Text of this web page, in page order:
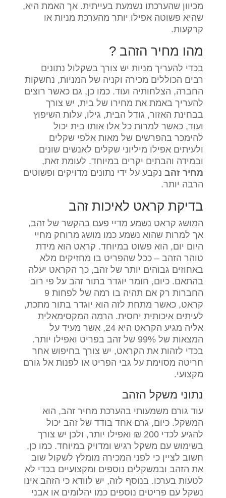
מכיוון שהערכתו נשמעת בעייתית. אך האמת היא,
שהיא פשוטה אפילו יותר מהערכת מניות או
קרקעות.
מהו מחיר הזהב ?
בכדי להעריך מניות יש צורך בשקלול נתונים
רבים הכוללים מכירה וקניה של המניות, נחשקות
החברה, הצלחותיה ועוד. כמו כן, גם כאשר רוצים
להעריך באמת את מחירו של בית, יש צורך
בבחינת האזור, גודל הבית, גילו, עלות השיפוץ
ועוד, כאשר למרות כל אלו אותו בית יכול
להימכר בהפרשים של מאות אלפי שקלים
ולעיתים אפילו מיליוני שקלים לאנשים שונים
ובמידה והבתים יקרים במיוחד. לעומת זאת,
מחיר זהבנקבע על ידי נתונים מדויקים ופשוטים
הרבה יותר.
בדיקת קראט לאיכות זהב
המושג קראט נשמע מדיי פעם בהקשר של זהב,
אך למרות שהוא נשמע כמו מושג מרוחק מחיי
היום יום, הוא פשוט במיוחד. קראט הוא מידת
טוהר הזהב – ככל שהפריט בו מחזיקים מלא
באחוזים גבוהים יותר של זהב, כך הקראט יעלה
בהתאם. כיום, חומר יוגדר בתור זהב על פי רוב
החברות רק אם תהיה בו רמה של לפחות 9
קראט, כאשר מתחת לזה הוא יוגדר בתור מתכת,
לעיתים איכותית יחסית. הרמה המקסימאלית
אליה מגיע הקראט היא 24, אשר מעיד על
המצאות של 99% של זהב בפריט ואפילו יותר.
בכדי לזהות את הקראט, יש צורך בחיפוש אחר
חריטה מסוימת על גבי הפריט או לפנות אל גורם
מקצועי.
נתוני משקל הזהב
עוד גורם משמעותי בהערכת מחיר זהב, הוא
המשקל. כיום, גרם אחד בודד של זהב יכול
להגיע לכדי 200 ₪ ואפילו יותר, ולכן יש צורך
בשימוש עם משקל רגיש ומדויק במיוחד. כמו כן,
חשוב לציין כי לפני המכירה מומלץ לשקול שוב
את הזהב ובמשקלים נוספים ומקצועיים בכדי לא
לטעות בערכו. בנוסף לזה, יש לוודא כי הזהב אינו
נשקל עם פריטים נוספים כמו יהלומים או אבני